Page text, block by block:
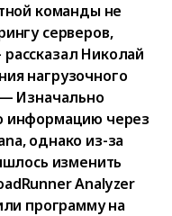
команды не
серверов,
Николай
нагрузочного
Изначально
информацию через
однако из-за
изменить
Analyzer
программу на